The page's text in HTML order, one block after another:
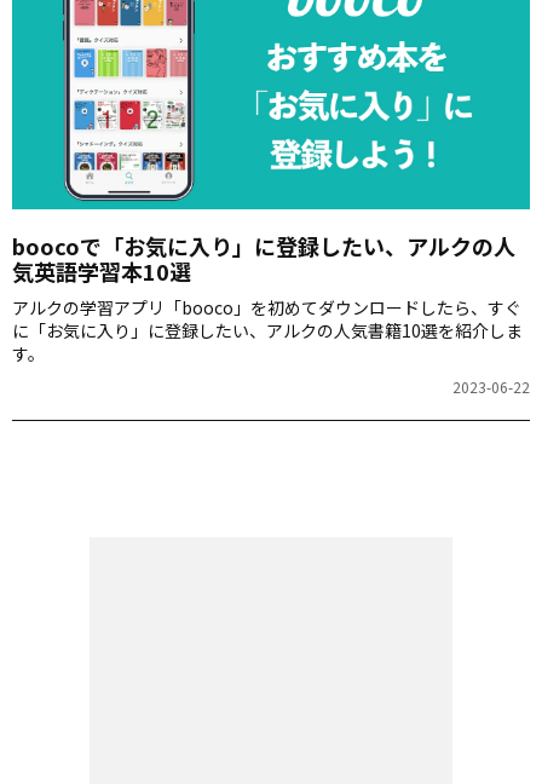
boocoで「お気に入り」に登録したい、アルクの人
気英語学習本10選
アルクの学習アプリ「booco」を初めてダウンロードしたら、すぐ
に「お気に入り」に登録したい、アルクの人気書籍10選を紹介しま
す。
2023-06-22